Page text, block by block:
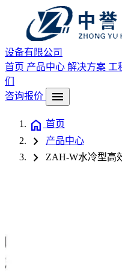
设备有限公司
首页 产品中心 解决方案 工
们
咨询报价
menu
home 首页
chevron_right 产品中心
chevron_right ZAH-W水冷型高